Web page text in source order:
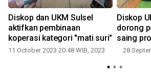
Diskop dan UKM Sulsel
aktifkan pembinaan
koperasi kategori "mati suri"
11 October 2023 20:48 WIB, 2023
Diskop
dorong
saing
28